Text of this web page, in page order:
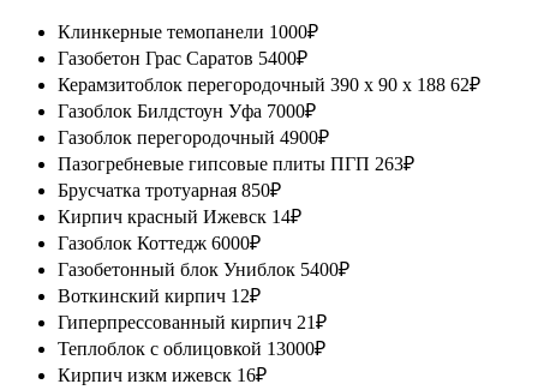
Клинкерные темопанели 1000₽
Газобетон Грас Саратов 5400₽
Керамзитоблок перегородочный 390 х 90 х 188 62₽
Газоблок Билдстоун Уфа 7000₽
Газоблок перегородочный 4900₽
Пазогребневые гипсовые плиты ПГП 263₽
Брусчатка тротуарная 850₽
Кирпич красный Ижевск 14₽
Газоблок Коттедж 6000₽
Газобетонный блок Униблок 5400₽
Воткинский кирпич 12₽
Гиперпрессованный кирпич 21₽
Теплоблок с облицовкой 13000₽
Кирпич изкм ижевск 16₽